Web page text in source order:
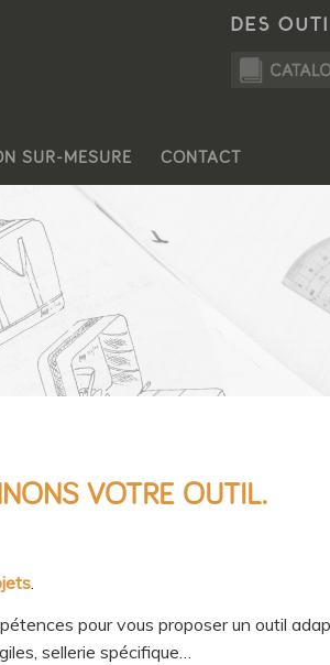
DES
SUR-MESURE CONTACT
VOTRE OUTIL.
pour vous proposer un outil
sellerie spécifique…